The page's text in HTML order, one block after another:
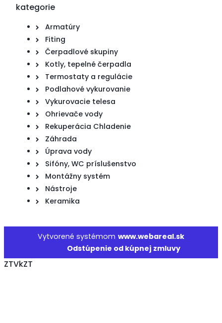
kategorie
Armatúry
Fiting
Čerpadlové skupiny
Kotly, tepelné čerpadla
Termostaty a regulácie
Podlahové vykurovanie
Vykurovacie telesa
Ohrievače vody
Rekuperácia Chladenie
Záhrada
Úprava vody
Sifóny, WC príslušenstvo
Montážny systém
Nástroje
Keramika
Vytvorené systémom www.webareal.sk
Odstúpenie od kúpnej zmluvy
ZTVkZT